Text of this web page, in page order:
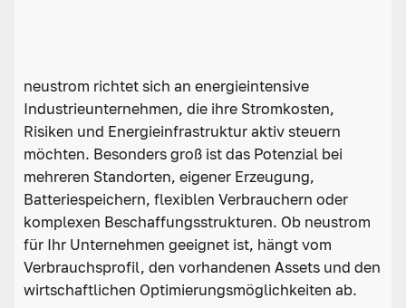
neustrom richtet sich an energieintensive
Industrieunternehmen, die ihre Stromkosten,
Risiken und Energieinfrastruktur aktiv steuern
möchten. Besonders groß ist das Potenzial bei
mehreren Standorten, eigener Erzeugung,
Batteriespeichern, flexiblen Verbrauchern oder
komplexen Beschaffungsstrukturen. Ob neustrom
für Ihr Unternehmen geeignet ist, hängt vom
Verbrauchsprofil, den vorhandenen Assets und den
wirtschaftlichen Optimierungsmöglichkeiten ab.